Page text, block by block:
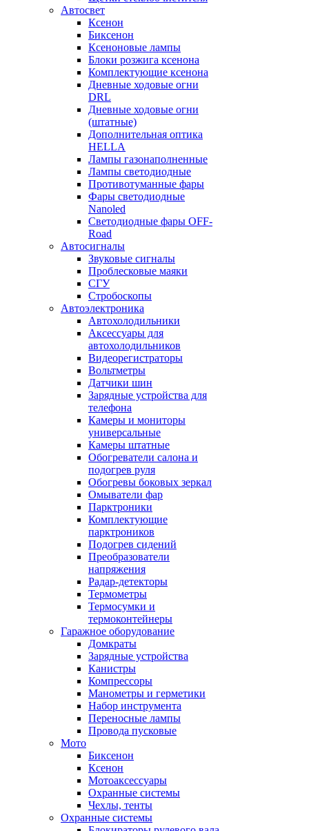
Автосвет
Ксенон
Биксенон
Ксеноновые лампы
Блоки розжига ксенона
Комплектующие ксенона
Дневные ходовые огни
DRL
Дневные ходовые огни
(штатные)
Дополнительная оптика
HELLA
Лампы газонаполненные
Лампы светодиодные
Противотуманные фары
Фары светодиодные
Nanoled
Светодиодные фары OFF-
Road
Автосигналы
Звуковые сигналы
Проблесковые маяки
СГУ
Стробоскопы
Автоэлектроника
Автохолодильники
Аксессуары для
автохолодильников
Видеорегистраторы
Вольтметры
Датчики шин
Зарядные устройства для
телефона
Камеры и мониторы
универсальные
Камеры штатные
Обогреватели салона и
подогрев руля
Обогревы боковых зеркал
Омыватели фар
Парктроники
Комплектующие
парктроников
Подогрев сидений
Преобразователи
напряжения
Радар-детекторы
Термометры
Термосумки и
термоконтейнеры
Гаражное оборудование
Домкраты
Зарядные устройства
Канистры
Компрессоры
Манометры и герметики
Набор инструмента
Переносные лампы
Провода пусковые
Мото
Биксенон
Ксенон
Мотоаксессуары
Охранные системы
Чехлы, тенты
Охранные системы